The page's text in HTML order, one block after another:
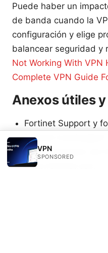
Puede haber un
de banda cuando la
configuración y elige
balancear seguridad y
Not Working With VPN
Complete VPN Guide
Anexos útiles
Fortinet Support y
fortinet.com/support
Documentación de
docs.fortinet.com
VPN
SPONSORED